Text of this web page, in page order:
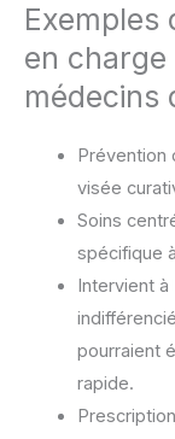
Exemples
en
médecins
Prévention
visée
Soins
spécifique
Intervient à
pourraient
rapide.